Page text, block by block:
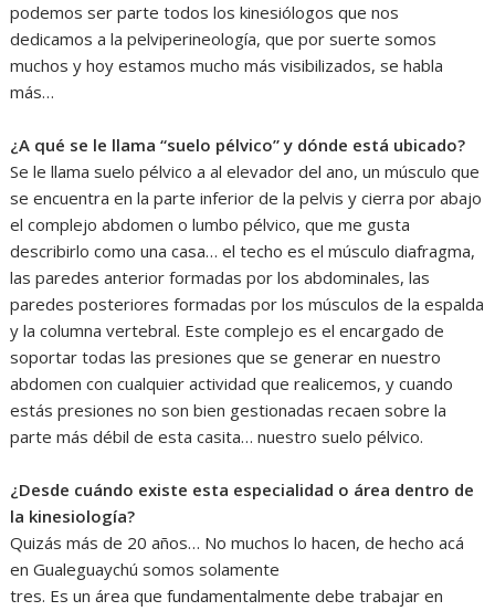
podemos ser parte todos los kinesiólogos que nos
dedicamos a la pelviperineología, que por suerte somos
muchos y hoy estamos mucho más visibilizados, se habla
más…
¿A qué se le llama “suelo pélvico” y dónde está ubicado?
Se le llama suelo pélvico a al elevador del ano, un músculo que
se encuentra en la parte inferior de la pelvis y cierra por abajo
el complejo abdomen o lumbo pélvico, que me gusta
describirlo como una casa… el techo es el músculo diafragma,
las paredes anterior formadas por los abdominales, las
paredes posteriores formadas por los músculos de la espalda
y la columna vertebral. Este complejo es el encargado de
soportar todas las presiones que se generar en nuestro
abdomen con cualquier actividad que realicemos, y cuando
estás presiones no son bien gestionadas recaen sobre la
parte más débil de esta casita… nuestro suelo pélvico.
¿Desde cuándo existe esta especialidad o área dentro de
la kinesiología?
Quizás más de 20 años… No muchos lo hacen, de hecho acá
en Gualeguaychú somos solamente
tres. Es un área que fundamentalmente debe trabajar en